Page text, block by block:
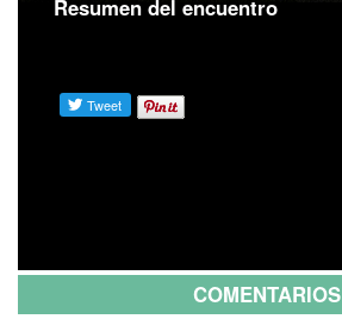
Resumen del encuentro
COMENTARIOS